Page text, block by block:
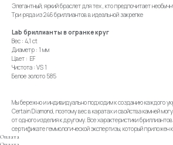
Элегантный, яркий браслет для тех , кто предпочитает
Три ряда из 246 бриллиантов в идеальной закрепке
Lab бриллианты в огранке круг
Вес : 4,1 сt
Диаметр : 1 мм
Цвет : EF
Чистота : VS 1
Белое золото 585
Мы бережно и индивидуально подходим к созданию каждого
Certain Diamond, поэтому вес в каратах и свойства камней
от одного изделия к другому. Все характеристики
сертификате геммологической экспертизы, который приложен
Оплата